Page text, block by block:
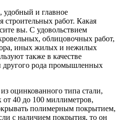
и главное
строительных работ. Какая
вы. С удовольствием
облицовочных работ,
иных жилых и нежилых
также в качестве
другого рода промышленных
оцинкованного типа стали,
от 40 до 100 миллиметров,
полимерным покрытием,
с наличием покрытия, то он